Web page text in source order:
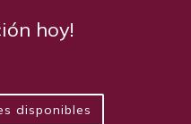
hoy!
disponibles